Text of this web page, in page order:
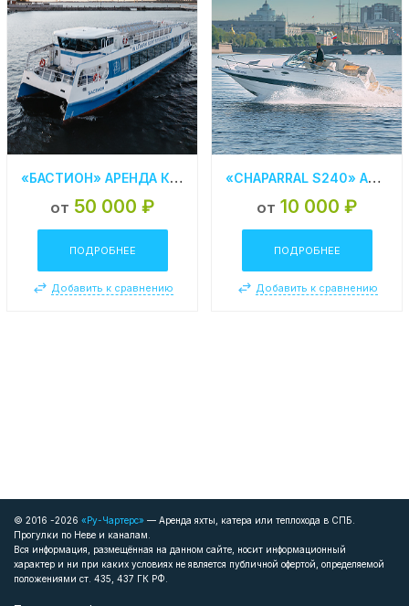
«БАСТИОН» АРЕНДА КАТАМАРАНА В СПБ
от 50 000 ₽
ПОДРОБНЕЕ
Добавить к сравнению
«CHAPARRAL S240» АРЕНДА КАТЕРА В СПБ
от 10 000 ₽
ПОДРОБНЕЕ
Добавить к сравнению
© 2016 -2026 «Ру-Чартерс» — Аренда яхты, катера или теплохода в СПБ.
Прогулки по Неве и каналам.
Вся информация, размещённая на данном сайте, носит информационный
характер и ни при каких условиях не является публичной офертой, определяемой
положениями ст. 435, 437 ГК РФ.